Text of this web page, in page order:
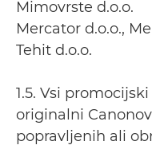
Mimovrste d.o.o.
Mercator d.o.o.,
Tehit d.o.o.
1.5. Vsi
originalni
popravljenih ali